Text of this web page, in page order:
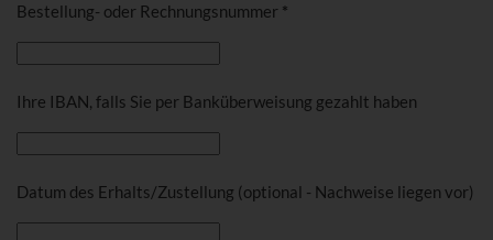
Bestellung- oder Rechnungsnummer *
Ihre IBAN, falls Sie per Banküberweisung gezahlt haben
Datum des Erhalts/Zustellung (optional - Nachweise liegen vor)